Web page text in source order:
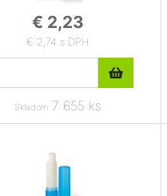
€ 2,23
€ 2,74 s DPH
Skladom7 655 ks